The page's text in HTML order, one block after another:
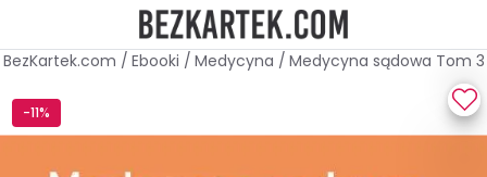
BezKartek.com / Ebooki / Medycyna / Medycyna sądowa Tom 3
-11%